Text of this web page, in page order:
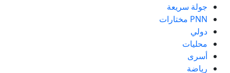
جولة سريعة
PNN مختارات
دولي
محليات
أسرى
رياضة